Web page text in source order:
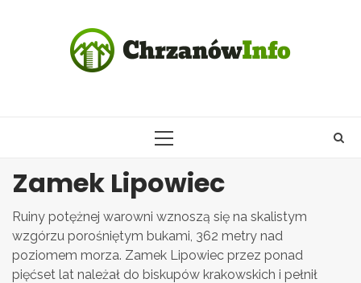
PRIMARY
Zamek Lipowiec
Ruiny potężnej warowni wznoszą się na skalistym
wzgórzu porośniętym bukami, 362 metry nad
poziomem morza. Zamek Lipowiec przez ponad
pięćset lat należał do biskupów krakowskich i pełnił